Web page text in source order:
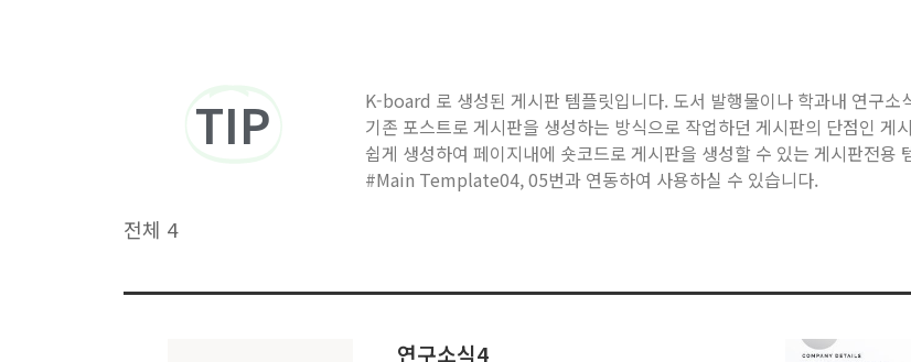
TIP
K-board 로 생성된 게시판 템플릿입니다. 도서 발행물이나 학과내 연구소
기존 포스트로 게시판을 생성하는 방식으로 작업하던 게시판의 단점인
쉽게 생성하여 페이지내에 숏코드로 게시판을 생성할 수 있는 게시판전용
#Main Template04, 05번과 연동하여 사용하실 수 있습니다.
전체 4
연구소식4